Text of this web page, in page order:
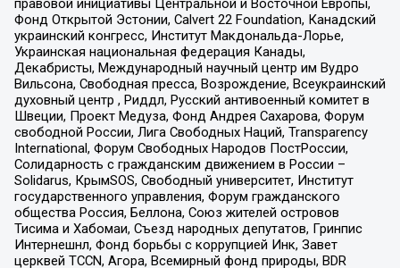
правовой инициативы Центральной и Восточной Европы,
Фонд Открытой Эстонии, Calvert 22 Foundation, Канадский
украинский конгресс, Институт Макдональда-Лорье,
Украинская национальная федерация Канады,
Декабристы, Международный научный центр им Вудро
Вильсона, Свободная пресса, Возрождение, Всеукраинский
духовный центр , Риддл, Русский антивоенный комитет в
Швеции, Проект Медуза, Фонд Андрея Сахарова, Форум
свободной России, Лига Свободных Наций, Transparеncy
International, Форум Свободных Народов ПостРоссии,
Солидарность с гражданским движением в России –
Solidarus, КрымSOS, Свободный университет, Институт
государственного управления, Форум гражданского
общества Россия, Беллона, Союз жителей островов
Тисима и Хабомаи, Съезд народных депутатов, Гринпис
Интернешнл, Фонд борьбы с коррупцией Инк, Завет
церквей TCCN, Агора, Всемирный фонд природы, BDR